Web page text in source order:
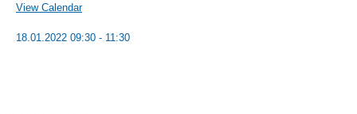
View Calendar
18.01.2022 09:30 - 11:30